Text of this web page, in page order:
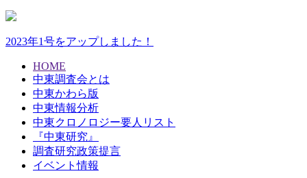
2023年1号をアップしました！
HOME
中東調査会とは
中東かわら版
中東情報分析
中東クロノロジー要人リスト
『中東研究』
調査研究政策提言
イベント情報